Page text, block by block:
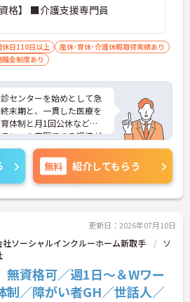
資格】 ■介護支援専門員
休日110日以上
産休･育休･介護休暇取得実績あり
職金制度あり
センターを始めとして急
末期と、一貫した医療を
体制と月1回公休など
ンスを実現できる環境が
！
対策ポイントなど、さら
ので、お気軽にご相談く
無料 紹介してもらう
更新日：2026年07月10日
ソーシャルインクルーホーム新取手
ソ
無資格可／週1日～＆Wワー
制／障がい者GH／世話人／